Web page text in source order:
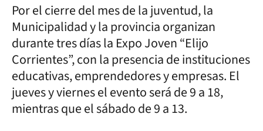
Por el cierre del mes de la juventud, la
Municipalidad y la provincia organizan
durante tres días la Expo Joven “Elijo
Corrientes”, con la presencia de instituciones
educativas, emprendedores y empresas. El
jueves y viernes el evento será de 9 a 18,
mientras que el sábado de 9 a 13.